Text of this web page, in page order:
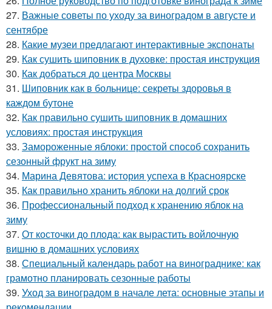
27. Важные советы по уходу за виноградом в августе и
сентябре
28. Какие музеи предлагают интерактивные экспонаты
29. Как сушить шиповник в духовке: простая инструкция
30. Как добраться до центра Москвы
31. Шиповник как в больнице: секреты здоровья в
каждом бутоне
32. Как правильно сушить шиповник в домашних
условиях: простая инструкция
33. Замороженные яблоки: простой способ сохранить
сезонный фрукт на зиму
34. Марина Девятова: история успеха в Красноярске
35. Как правильно хранить яблоки на долгий срок
36. Профессиональный подход к хранению яблок на
зиму
37. От косточки до плода: как вырастить войлочную
вишню в домашних условиях
38. Специальный календарь работ на винограднике: как
грамотно планировать сезонные работы
39. Уход за виноградом в начале лета: основные этапы и